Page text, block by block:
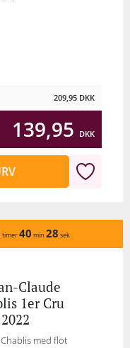
209,95 DKK
139,95 DKK
timer40 min 28 sek
Claude
1er Cru
med flot